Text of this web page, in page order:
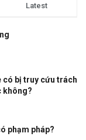
Latest
có bị truy cứu trách
không?
phạm pháp?